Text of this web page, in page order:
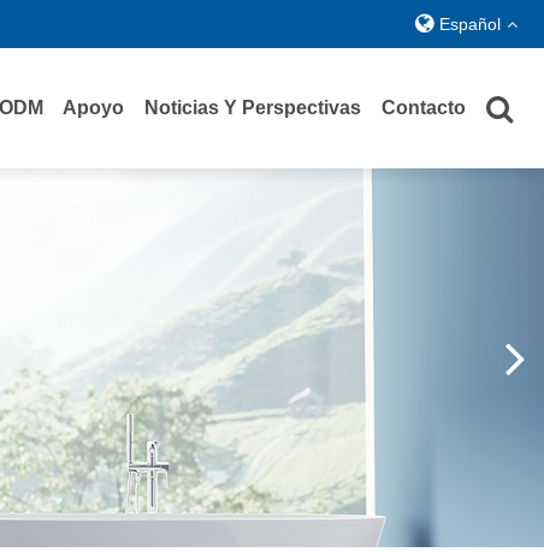
Español
Apoyo Noticias Y Perspectivas Contacto